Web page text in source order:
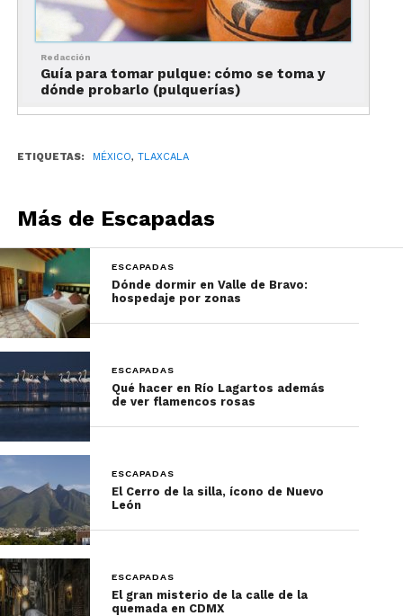
¿Te quedaron ganas de ir
a Contla de Juan
Cuamatzi?
¡Conoce más destinos de
Redacción
Guía para tomar pulque: cómo se toma y
dónde probarlo (pulquerías)
ETIQUETAS: MÉXICO, TLAXCALA
Más de Escapadas
ESCAPADAS
Dónde dormir en Valle de Bravo:
hospedaje por zonas
ESCAPADAS
Qué hacer en Río Lagartos además
de ver flamencos rosas
ESCAPADAS
El Cerro de la silla, ícono de Nuevo
León
ESCAPADAS
El gran misterio de la calle de la
quemada en CDMX